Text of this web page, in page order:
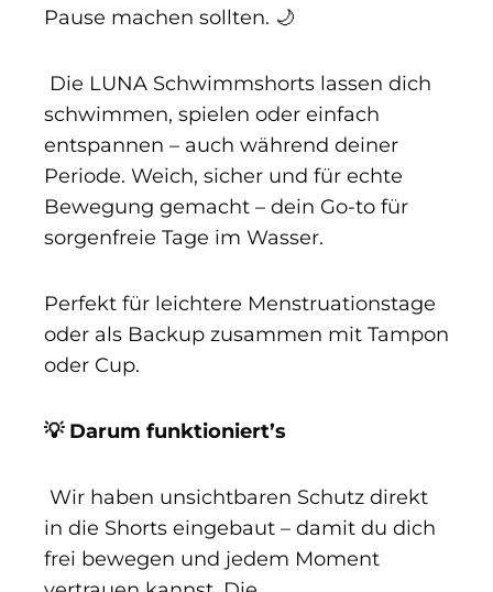
Pause machen sollten. 🌙
Die LUNA Schwimmshorts lassen dich
schwimmen, spielen oder einfach
entspannen – auch während deiner
Periode. Weich, sicher und für echte
Bewegung gemacht – dein Go-to für
sorgenfreie Tage im Wasser.
Perfekt für leichtere Menstruationstage
oder als Backup zusammen mit Tampon
oder Cup.
💡 Darum funktioniert’s
Wir haben unsichtbaren Schutz direkt
in die Shorts eingebaut – damit du dich
frei bewegen und jedem Moment